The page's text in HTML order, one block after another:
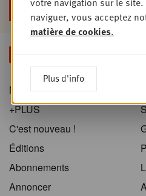
News
+PLUS
C'est nouveau !
Éditions
Abonnements
Annoncer
naviguer, vous acceptez
matière de cookies.
Plus d'info